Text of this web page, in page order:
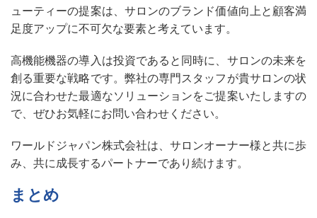
ューティーの提案は、サロンのブランド価値向上と顧客満
足度アップに不可欠な要素と考えています。
高機能機器の導入は投資であると同時に、サロンの未来を
創る重要な戦略です。弊社の専門スタッフが貴サロンの状
況に合わせた最適なソリューションをご提案いたしますの
で、ぜひお気軽にお問い合わせください。
ワールドジャパン株式会社は、サロンオーナー様と共に歩
み、共に成長するパートナーであり続けます。
まとめ